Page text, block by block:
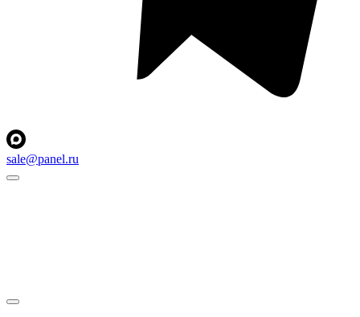
sale@panel.ru